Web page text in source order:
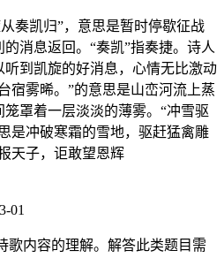
奏凯归”，意思是暂时停歇征战
消息返回。“奏凯”指奏捷。诗人
到凯旋的好消息，心情无比激动
宿雾晞。”的意思是山峦河流上蒸
罩着一层淡淡的薄雾。“冲雪驱
是冲破寒霜的雪地，驱赶猛禽雕
天子，讵敢望恩辉
01
歌内容的理解。解答此类题目需